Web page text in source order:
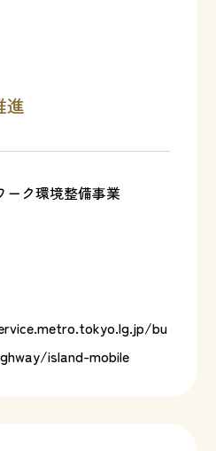
進
ーク環境整備事業
bu
island-mobile